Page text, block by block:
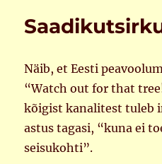
Näib, et Eesti
“Watch out for that
kõigist kanalitest tuleb
astus tagasi, “kuna ei
seisukohti”.